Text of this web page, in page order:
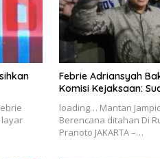
layar
Febrie Adriansyah
Komisi Kejaksaan:
loading… Mantan
Berencana ditahan Di
Pranoto JAKARTA –…